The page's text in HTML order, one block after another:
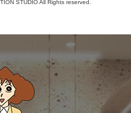
STUDIO All Rights reserved.